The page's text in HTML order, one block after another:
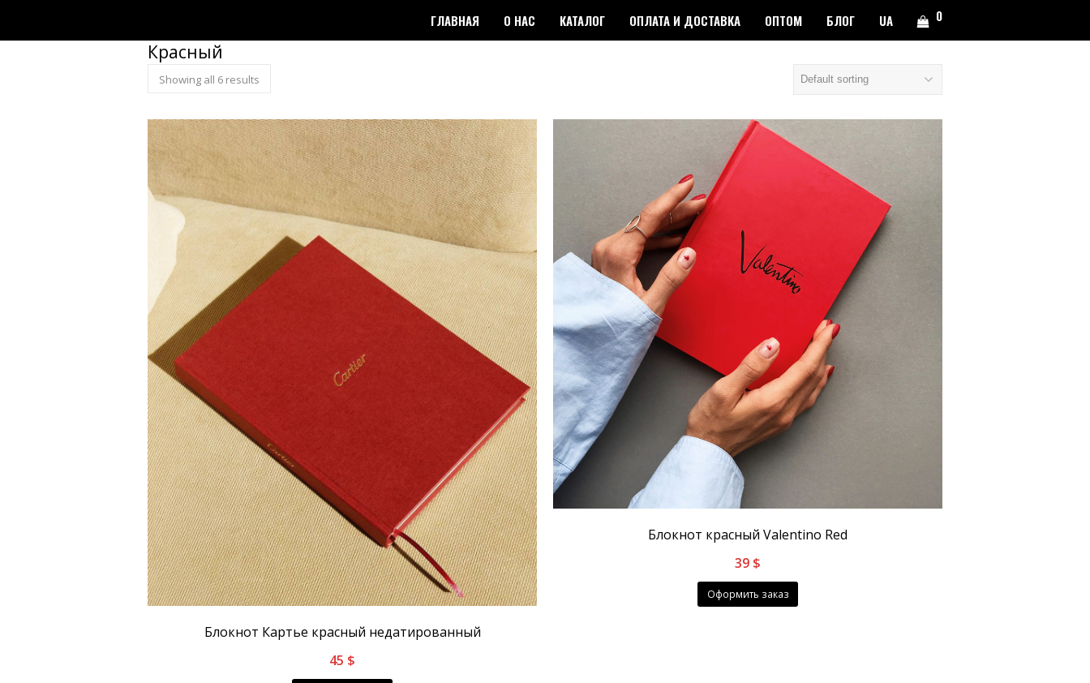
ГЛАВНАЯ О НАС КАТАЛОГ ОПЛАТА И ДОСТАВКА ОПТОМ БЛОГ UA 0
Красный
Showing all 6 results
Блокнот Картье красный недатированный
45 $
Блокнот красный Valentino Red
39 $
Оформить заказ